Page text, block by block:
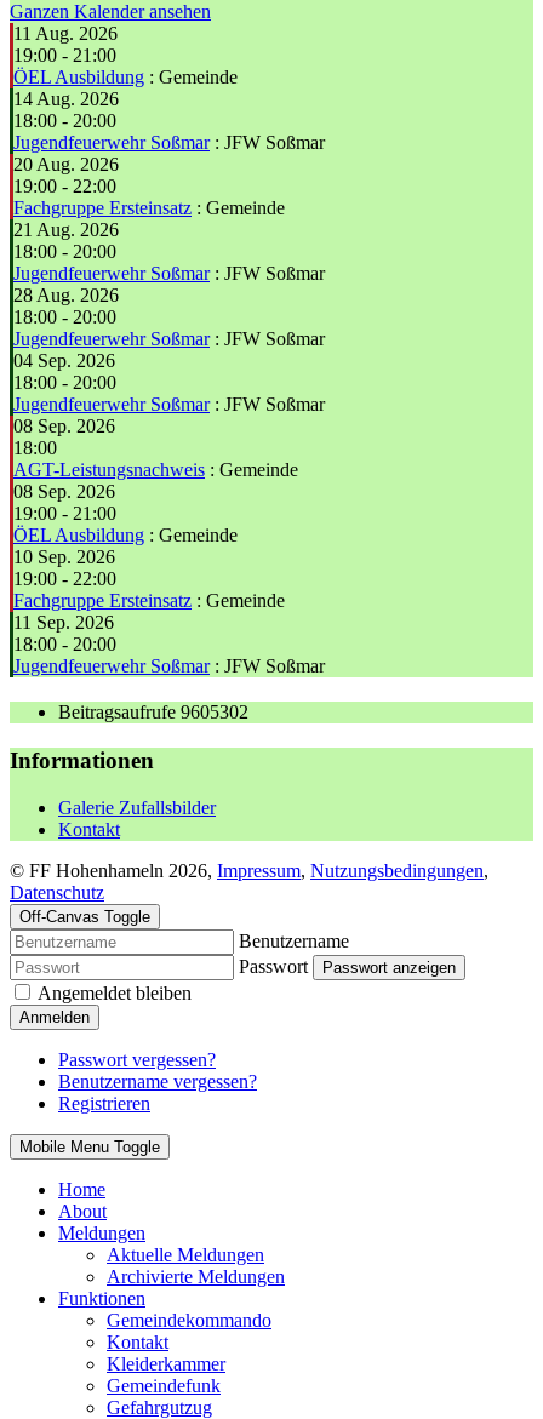
Ganzen Kalender ansehen
11 Aug. 2026
19:00 - 21:00
ÖEL Ausbildung : Gemeinde
14 Aug. 2026
18:00 - 20:00
Jugendfeuerwehr Soßmar: JFW Soßmar
20 Aug. 2026
19:00 - 22:00
Fachgruppe Ersteinsatz : Gemeinde
21 Aug. 2026
18:00 - 20:00
Jugendfeuerwehr Soßmar: JFW Soßmar
28 Aug. 2026
18:00 - 20:00
Jugendfeuerwehr Soßmar: JFW Soßmar
04 Sep. 2026
18:00 - 20:00
Jugendfeuerwehr Soßmar: JFW Soßmar
08 Sep. 2026
18:00
AGT-Leistungsnachweis : Gemeinde
08 Sep. 2026
19:00 - 21:00
ÖEL Ausbildung : Gemeinde
10 Sep. 2026
19:00 - 22:00
Fachgruppe Ersteinsatz : Gemeinde
11 Sep. 2026
18:00 - 20:00
Jugendfeuerwehr Soßmar: JFW Soßmar
Beitragsaufrufe 9605302
Informationen
Galerie Zufallsbilder
Kontakt
© FF Hohenhameln 2026, Impressum, Nutzungsbedingungen,
Datenschutz
Off-Canvas Toggle
Benutzername
Passwort
Passwort anzeigen
Angemeldet bleiben
Anmelden
Passwort vergessen?
Benutzername vergessen?
Registrieren
Mobile Menu Toggle
Home
About
Meldungen
Aktuelle Meldungen
Archivierte Meldungen
Funktionen
Gemeindekommando
Kontakt
Kleiderkammer
Gemeindefunk
Gefahrgutzug